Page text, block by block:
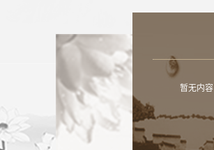
暂无内容